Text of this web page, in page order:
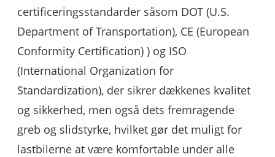
certificeringsstandarder såsom DOT (U.S.
Department of Transportation), CE (European
Conformity Certification) ) og ISO
(International Organization for
Standardization), der sikrer dækkenes kvalitet
og sikkerhed, men også dets fremragende
greb og slidstyrke, hvilket gør det muligt for
lastbilerne at være komfortable under alle